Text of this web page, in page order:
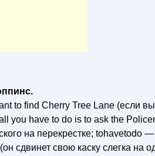
to find Cherry Tree Lane (если
you have to do is to ask the
на перекрестке;
сдвинет свою каску слегка на